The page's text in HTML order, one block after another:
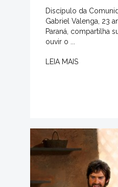
Discípulo da
Gabriel Valenga, 23
Paraná, compartilha
ouvir o ...
LEIA MAIS